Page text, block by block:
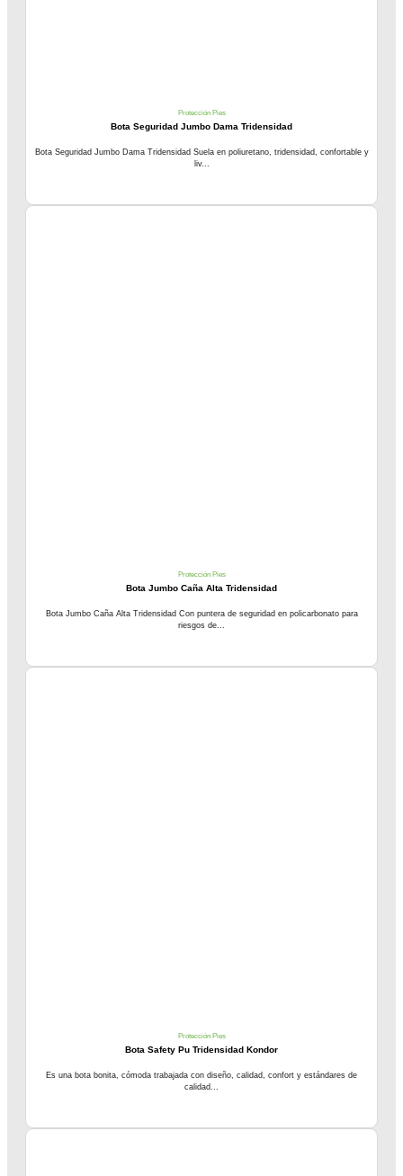
Protección Pies
Bota Seguridad Jumbo Dama Tridensidad
Bota Seguridad Jumbo Dama Tridensidad Suela en poliuretano, tridensidad, confortable y
liv...
Protección Pies
Bota Jumbo Caña Alta Tridensidad
Bota Jumbo Caña Alta Tridensidad Con puntera de seguridad en policarbonato para
riesgos de...
Protección Pies
Bota Safety Pu Tridensidad Kondor
Es una bota bonita, cómoda trabajada con diseño, calidad, confort y estándares de
calidad...